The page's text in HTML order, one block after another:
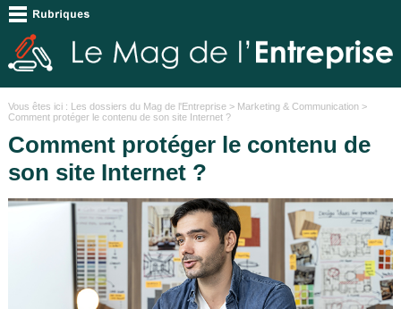
Vous êtes ici : Les dossiers du Mag de l'Entreprise> Marketing & Communication>
Comment protéger le contenu de son site Internet ?
Comment protéger le contenu de
son site Internet ?